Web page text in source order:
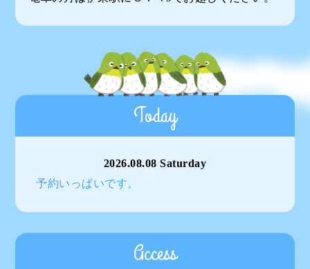
Today
2026.08.08 Saturday
予約いっぱいです。
Access